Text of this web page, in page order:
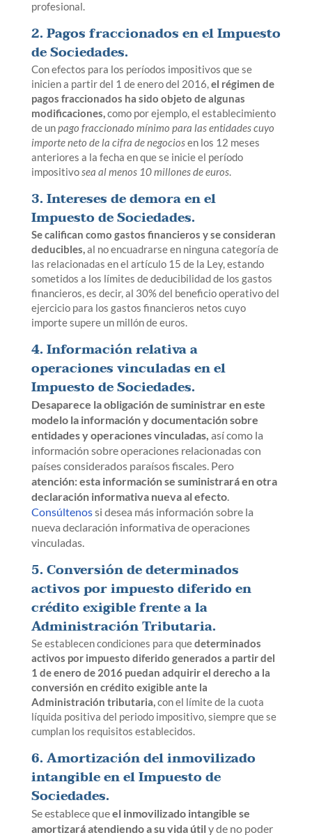
profesional.
2. Pagos fraccionados en el Impuesto
de Sociedades.
Con efectos para los períodos impositivos que se
inicien a partir del 1 de enero del 2016,el régimen de
pagos fraccionados ha sido objeto de algunas
modificaciones,como por ejemplo, el establecimiento
de unpago fraccionado mínimo para las entidades cuyo
importe neto de la cifra de negociosen los 12 meses
anteriores a la fecha en que se inicie el período
impositivosea al menos 10 millones de euros.
3. Intereses de demora en el
Impuesto de Sociedades.
Se califican como gastos financieros y se consideran
deducibles,al no encuadrarse en ninguna categoría de
las relacionadas en el artículo 15 de la Ley, estando
sometidos a los límites de deducibilidad de los gastos
financieros, es decir, al 30% del beneficio operativo del
ejercicio para los gastos financieros netos cuyo
importe supere un millón de euros.
4. Información relativa a
operaciones vinculadas en el
Impuesto de Sociedades.
Desaparece la obligación de suministrar en este
modelo la información y documentación sobre
entidades y operaciones vinculadas, así como la
información sobre operaciones relacionadas con
países considerados paraísos fiscales. Pero
atención: esta información se suministrará en otra
declaración informativa nueva al efecto.
Consúltenossi desea más información sobre la
nueva declaración informativa de operaciones
vinculadas.
5. Conversión de determinados
activos por impuesto diferido en
crédito exigible frente a la
Administración Tributaria.
Se establecen condiciones para quedeterminados
activos por impuesto diferido generados a partir del
1 de enero de 2016 puedan adquirir el derecho a la
conversión en crédito exigible ante la
Administración tributaria,con el límite de la cuota
líquida positiva del periodo impositivo, siempre que se
cumplan los requisitos establecidos.
6. Amortización del inmovilizado
intangible en el Impuesto de
Sociedades.
Se establece queel inmovilizado intangible se
amortizará atendiendo a su vida útily de no poder